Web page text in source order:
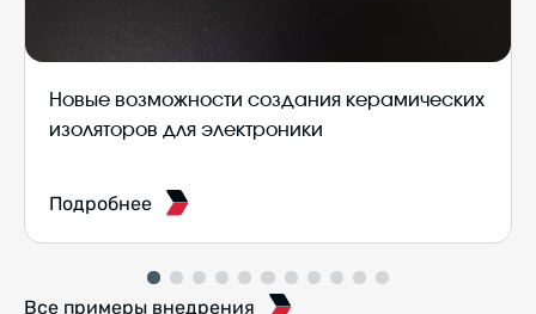
Новые возможности создания керамических
изоляторов для электроники
Подробнее
Все примеры внедрения